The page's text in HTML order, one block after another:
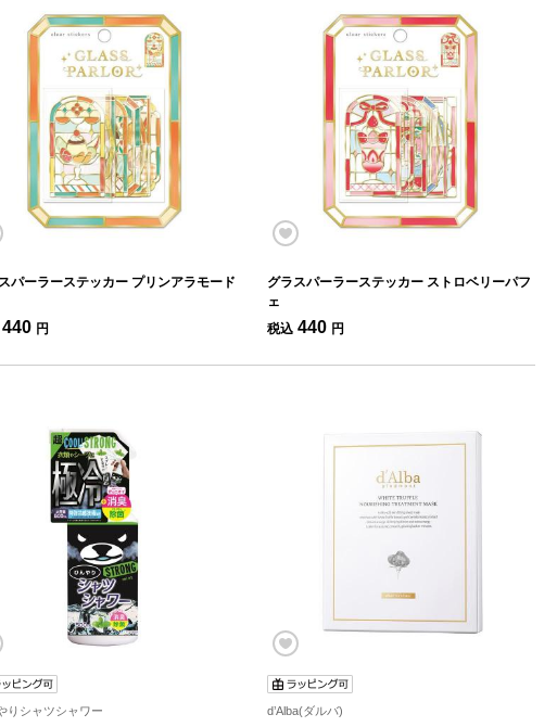
パーラーステッカー プリンアラモード
440 円
グラスパーラーステッカー ストロベリーパフ
ェ
税込 440 円
りシャツシャワー d’Alba(ダルバ)